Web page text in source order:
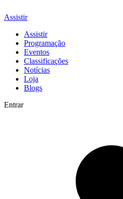
Assistir
Assistir
Programação
Eventos
Classificações
Notícias
Loja
Blogs
Entrar